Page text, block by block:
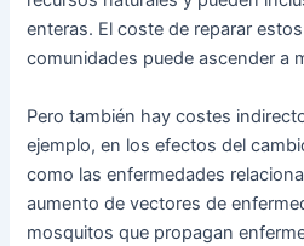
enteras. El coste de reparar
comunidades puede ascender a
Pero también hay costes
ejemplo, en los efectos del
como las enfermedades
aumento de vectores de
mosquitos que propagan